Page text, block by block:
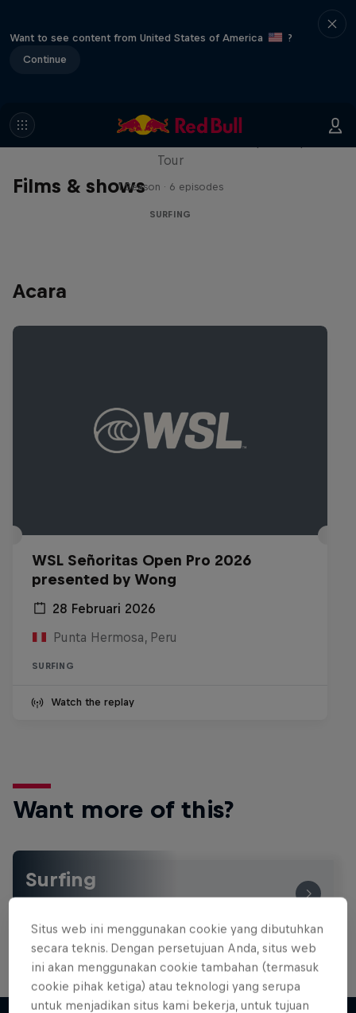
Want to see content from United States of America
?
Continue
Films & shows
WSL Replay
Tour
1 Season · 6 episodes
SURFING
Acara
WSL Señoritas Open Pro 2026
presented by Wong
28 Februari 2026
Punta Hermosa, Peru
SURFING
Watch the replay
Want more of this?
Surfing
Situs web ini menggunakan cookie yang dibutuhkan
secara teknis. Dengan persetujuan Anda, situs web
ini akan menggunakan cookie tambahan (termasuk
cookie pihak ketiga) atau teknologi yang serupa
untuk menjadikan situs kami bekerja, untuk tujuan